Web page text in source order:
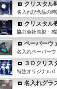
クリスタル
名入れ記念品の時
クリスタル
協力会社表彰・感
ペーパーウ
名入れペーパーウ
３Ｄクリス
特注オリジナルＯ
名入れグラ